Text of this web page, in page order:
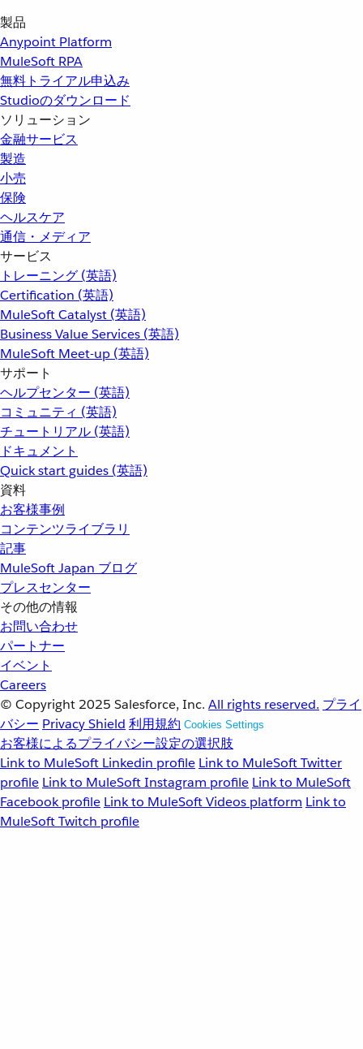
製品
Anypoint Platform
MuleSoft RPA
無料トライアル申込み
Studioのダウンロード
ソリューション
金融サービス
製造
小売
保険
ヘルスケア
通信・メディア
サービス
トレーニング (英語)
Certification (英語)
MuleSoft Catalyst (英語)
Business Value Services (英語)
MuleSoft Meet-up (英語)
サポート
ヘルプセンター (英語)
コミュニティ (英語)
チュートリアル (英語)
ドキュメント
Quick start guides (英語)
資料
お客様事例
コンテンツライブラリ
記事
MuleSoft Japan ブログ
プレスセンター
その他の情報
お問い合わせ
パートナー
イベント
Careers
© Copyright 2025 Salesforce, Inc. All rights reserved. プライ
バシー Privacy Shield 利用規約 Cookies Settings
お客様によるプライバシー設定の選択肢
Link to MuleSoft Linkedin profile Link to MuleSoft Twitter
profile Link to MuleSoft Instagram profile Link to MuleSoft
Facebook profile Link to MuleSoft Videos platform Link to
MuleSoft Twitch profile